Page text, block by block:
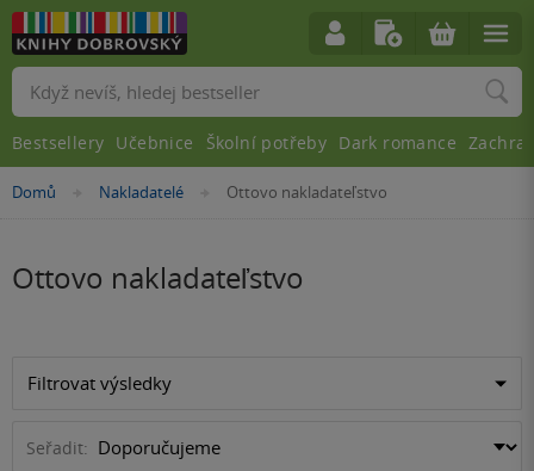
Nacházíte
Domů »
Nakladatelé »
Ottovo nakladateľstvo
Ottovo nakladateľstvo
Filtrovat výsledky
Seřadit:
Vyhledávání
Bestsellery Učebnice Školní potřeby Dark romance